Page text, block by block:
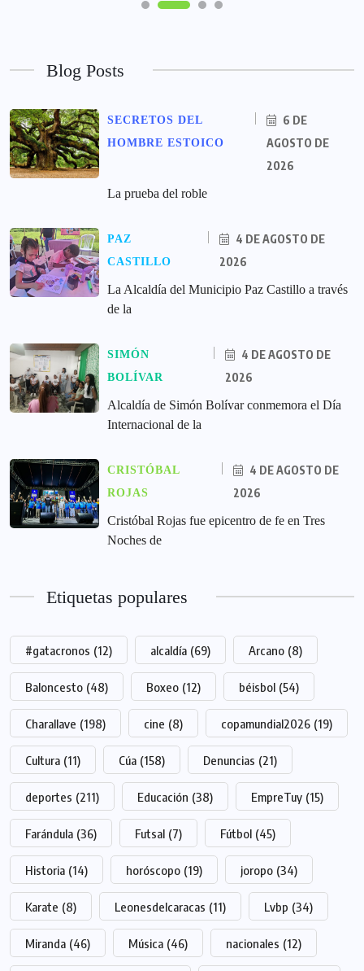
Blog Posts
SECRETOS DEL
HOMBRE ESTOICO
6 DE
AGOSTO DE
2026
La prueba del roble
PAZ
CASTILLO
4 DE AGOSTO DE
2026
La Alcaldía del Municipio Paz Castillo a través
de la
SIMÓN
BOLÍVAR
4 DE AGOSTO DE
2026
Alcaldía de Simón Bolívar conmemora el Día
Internacional de la
CRISTÓBAL
ROJAS
4 DE AGOSTO DE
2026
Cristóbal Rojas fue epicentro de fe en Tres
Noches de
Etiquetas populares
#gatacronos (12) alcaldía (69) Arcano (8)
Baloncesto (48) Boxeo (12) béisbol (54)
Charallave (198) cine (8) copamundial2026 (19)
Cultura (11) Cúa (158) Denuncias (21)
deportes (211) Educación (38) EmpreTuy (15)
Farándula (36) Futsal (7) Fútbol (45)
Historia (14) horóscopo (19) joropo (34)
Karate (8) Leonesdelcaracas (11) Lvbp (34)
Miranda (46) Música (46) nacionales (12)